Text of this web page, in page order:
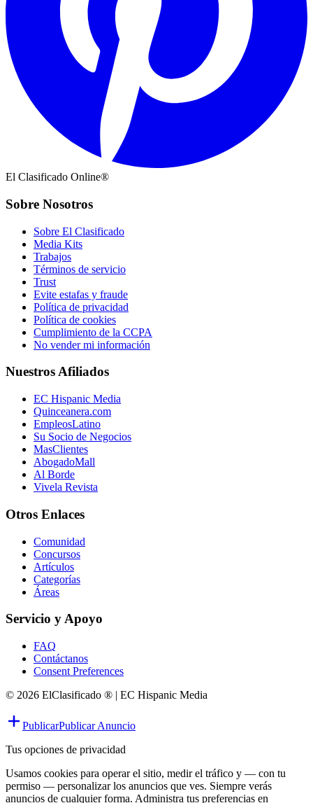
El Clasificado Online®
Sobre Nosotros
Sobre El Clasificado
Media Kits
Trabajos
Términos de servicio
Trust
Evite estafas y fraude
Política de privacidad
Política de cookies
Cumplimiento de la CCPA
No vender mi información
Nuestros Afiliados
EC Hispanic Media
Quinceanera.com
EmpleosLatino
Su Socio de Negocios
MasClientes
AbogadoMall
Al Borde
Vivela Revista
Otros Enlaces
Comunidad
Concursos
Artículos
Categorías
Áreas
Servicio y Apoyo
FAQ
Contáctanos
Consent Preferences
© 2026 ElClasificado ® | EC Hispanic Media
PublicarPublicar Anuncio
Tus opciones de privacidad
Usamos cookies para operar el sitio, medir el tráfico y — con tu
permiso — personalizar los anuncios que ves. Siempre verás
anuncios de cualquier forma. Administra tus preferencias en